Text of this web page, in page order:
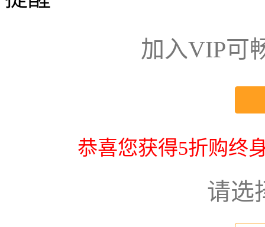
加入VIP可
恭喜您获得5折购终
请选